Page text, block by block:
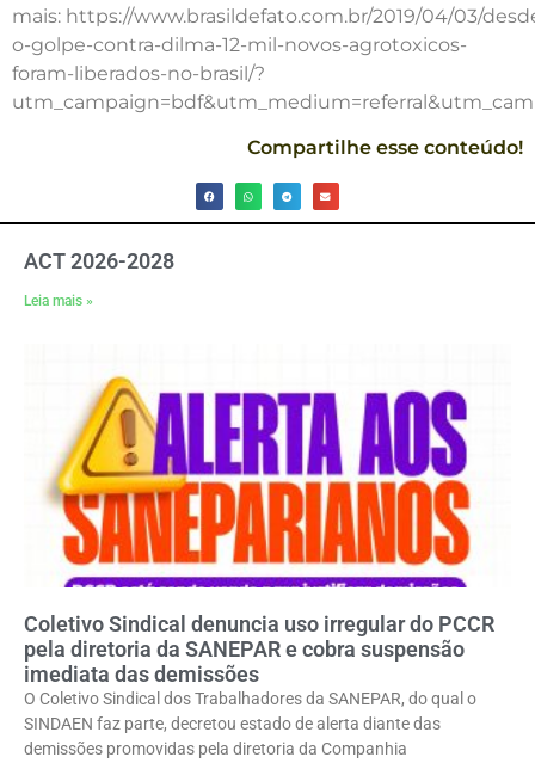
mais: https://www.brasildefato.com.br/2019/04/03/
o-golpe-contra-dilma-12-mil-novos-agrotoxicos-
foram-liberados-no-brasil/?
Compartilhe esse conteúdo!
ACT 2026-2028
Leia mais »
Coletivo Sindical denuncia uso irregular do PCCR
pela diretoria da SANEPAR e cobra suspensão
imediata das demissões
O Coletivo Sindical dos Trabalhadores da SANEPAR, do qual o
SINDAEN faz parte, decretou estado de alerta diante das
demissões promovidas pela diretoria da Companhia